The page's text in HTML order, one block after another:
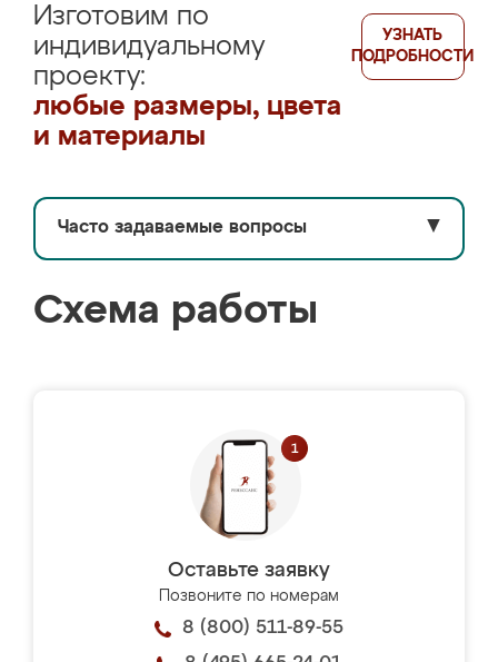
Изготовим по
индивидуальному
проекту:
любые размеры, цвета
и материалы
УЗНАТЬ
ПОДРОБНОСТИ
Часто задаваемые вопросы ▼
Схема работы
Оставьте заявку
Позвоните по номерам
8 (800) 511-89-55